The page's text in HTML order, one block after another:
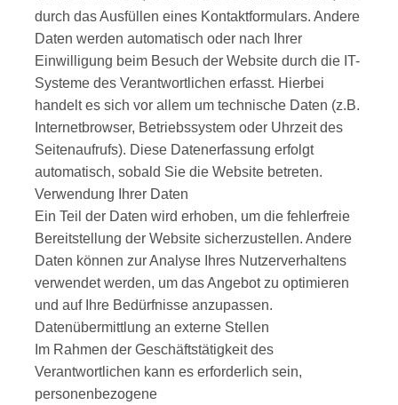
durch das Ausfüllen eines Kontaktformulars. Andere
Daten werden automatisch oder nach Ihrer
Einwilligung beim Besuch der Website durch die IT-
Systeme des Verantwortlichen erfasst. Hierbei
handelt es sich vor allem um technische Daten (z.B.
Internetbrowser, Betriebssystem oder Uhrzeit des
Seitenaufrufs). Diese Datenerfassung erfolgt
automatisch, sobald Sie die Website betreten.
Verwendung Ihrer Daten
Ein Teil der Daten wird erhoben, um die fehlerfreie
Bereitstellung der Website sicherzustellen. Andere
Daten können zur Analyse Ihres Nutzerverhaltens
verwendet werden, um das Angebot zu optimieren
und auf Ihre Bedürfnisse anzupassen.
Datenübermittlung an externe Stellen
Im Rahmen der Geschäftstätigkeit des
Verantwortlichen kann es erforderlich sein,
personenbezogene